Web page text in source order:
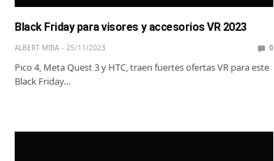
Black Friday para visores y accesorios VR 2023
ALBERT MIRA 25/11/2023 0
Pico 4, Meta Quest 3 y HTC, traen fuertes ofertas VR para este
Black Friday…